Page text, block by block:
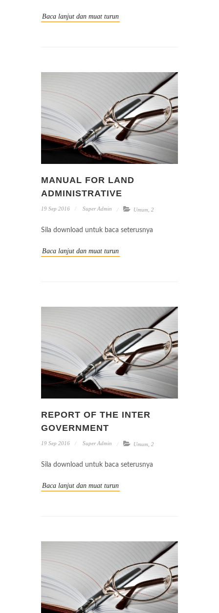
Baca lanjut dan muat turun
MANUAL FOR LAND
ADMINISTRATIVE
19 Sep 2016 Super Admin Umum 2
Sila download untuk baca seterusnya
Baca lanjut dan muat turun
REPORT OF THE INTER
GOVERNMENT
19 Sep 2016 Super Admin Umum 2
Sila download untuk baca seterusnya
Baca lanjut dan muat turun